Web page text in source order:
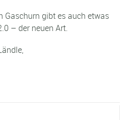
Gaschurn gibt es auch etwas
– der neuen Art.